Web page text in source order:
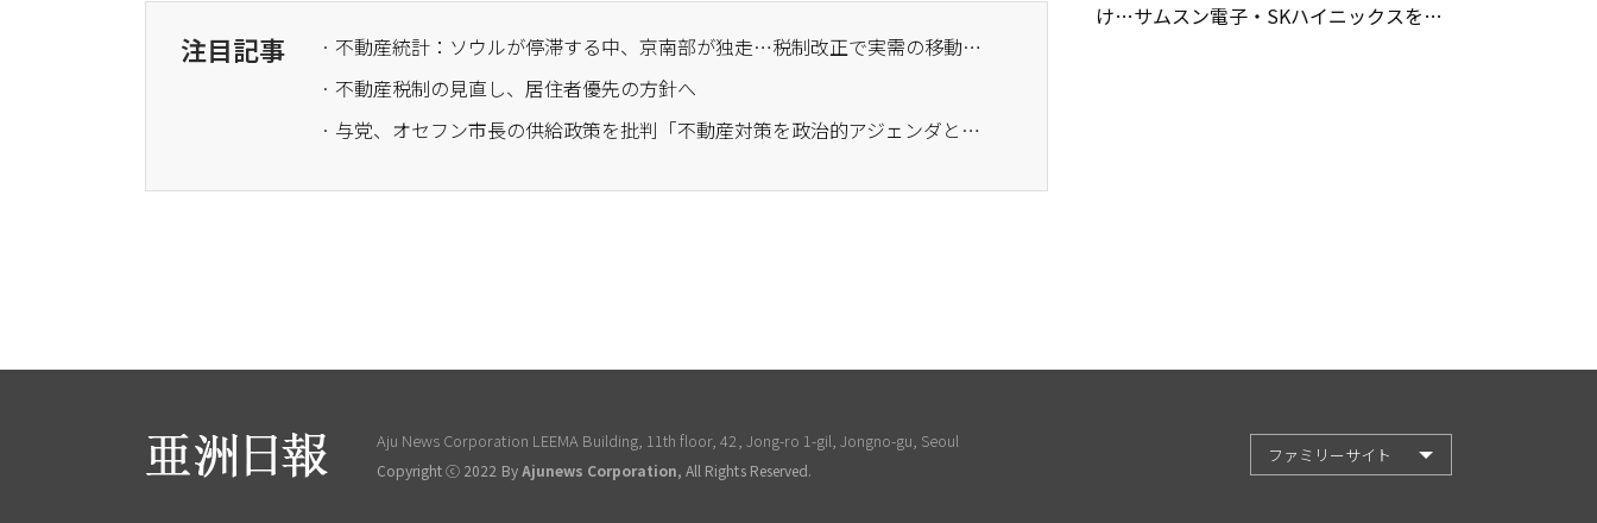
注目記事
· 不動産統計：ソウルが停滞する中、京南部が独走…税制改正で実需の移動が加速するか
· 不動産税制の見直し、居住者優先の方針へ
· 与党、オセフン市長の供給政策を批判「不動産対策を政治的アジェンダとして利用」
け…サムスン電子・SKハイニックスを巡
ファミリーサイト
Aju News Corporation LEEMA Building, 11th floor, 42, Jong-ro 1-gil, Jongno-gu, Seoul
Copyright ⓒ 2022 ByAjunews Corporation, All Rights Reserved.